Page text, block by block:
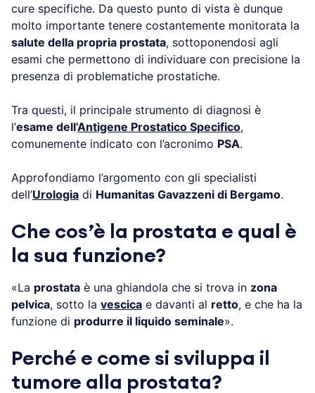
cure specifiche. Da questo punto di vista è dunque
molto importante tenere costantemente monitorata la
salute della propria prostata, sottoponendosi agli
esami che permettono di individuare con precisione la
presenza di problematiche prostatiche.
Tra questi, il principale strumento di diagnosi è
l’esame dell’Antigene Prostatico Specifico,
comunemente indicato con l’acronimo PSA.
Approfondiamo l’argomento con gli specialisti
dell’Urologia di Humanitas Gavazzeni di Bergamo.
Che cos’è la prostata e qual è
la sua funzione?
«La prostata è una ghiandola che si trova in zona
pelvica, sotto la vescica e davanti al retto, e che ha la
funzione di produrre il liquido seminale».
Perché e come si sviluppa il
tumore alla prostata?